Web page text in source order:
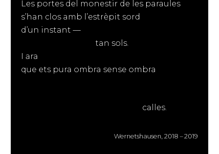
Les portes del monestir de les paraules
s’han clos amb l’estrèpit sord
d’un instant —
tan sols.
I ara
que ets pura ombra sense ombra
calles.
Wernetshausen, 2018 – 2019